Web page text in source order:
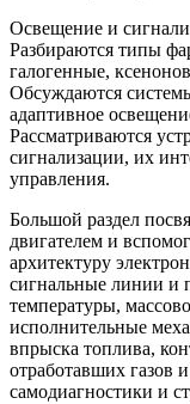
Освещение и
Разбираются типы
галогенные,
Обсуждаются
адаптивное
Рассматриваются
сигнализации, их
управления.
Большой раздел
двигателем и
архитектуру
сигнальные линии и
температуры,
исполнительные
впрыска топлива,
отработавших газов
самодиагностики и